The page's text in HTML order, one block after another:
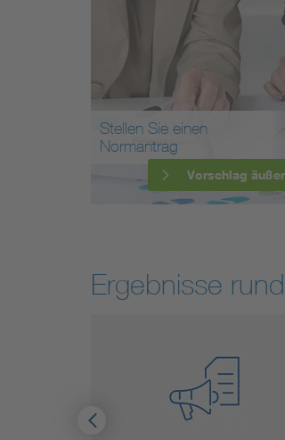
Stellen Sie einen
Normantrag
Vorschlag
Ergebnisse